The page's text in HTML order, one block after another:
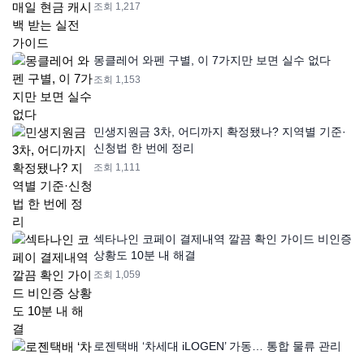
조회 1,217
몽클레어 와펜 구별, 이 7가지만 보면 실수 없다
조회 1,153
민생지원금 3차, 어디까지 확정됐나? 지역별 기준·
신청법 한 번에 정리
조회 1,111
섹타나인 코페이 결제내역 깔끔 확인 가이드 비인증
상황도 10분 내 해결
조회 1,059
로젠택배 ‘차세대 iLOGEN’ 가동… 통합 물류 관리